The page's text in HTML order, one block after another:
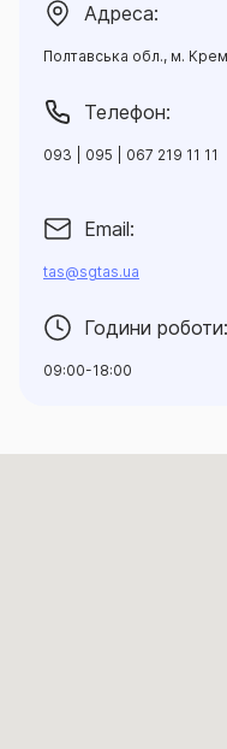
Адреса:
Полтавська обл., м.
Телефон:
093 | 095 | 067 219 11 11
Email:
tas@sgtas.ua
Години роботи:
09:00-18:00